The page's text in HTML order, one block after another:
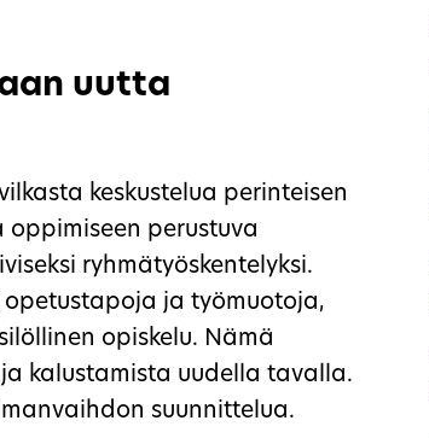
uutta
keskustelua perinteisen
oppimiseen perustuva
ryhmätyöskentelyksi.
opetustapoja ja työmuotoja,
opiskelu. Nämä
kalustamista uudella tavalla.
suunnittelua.